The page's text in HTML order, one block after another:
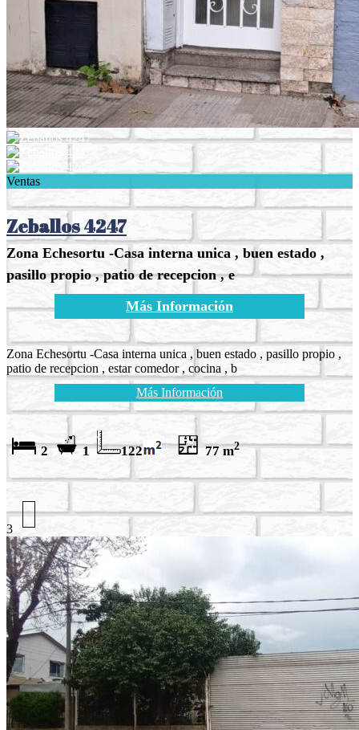
Ventas
Zeballos 4247
Zona Echesortu -Casa interna unica , buen estado ,
pasillo propio , patio de recepcion , e
Más Información
Zona Echesortu -Casa interna unica , buen estado , pasillo propio ,
patio de recepcion , estar comedor , cocina , b
Más Información
2 1 122 77 m2
3